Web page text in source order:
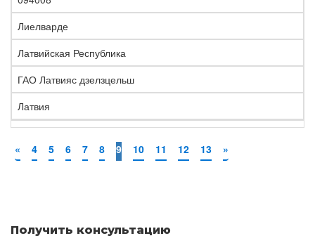
Лиелварде
Латвийская Республика
ГАО Латвияс дзелзцельш
Латвия
« 4 5 6 7 8 9 10 11 12 13 »
Получить консультацию